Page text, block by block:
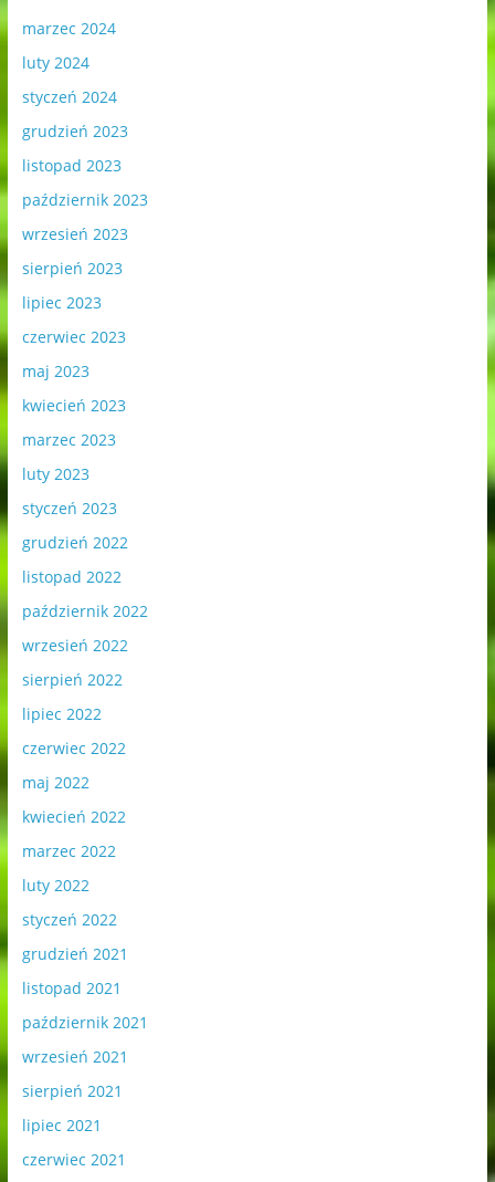
marzec 2024
luty 2024
styczeń 2024
grudzień 2023
listopad 2023
październik 2023
wrzesień 2023
sierpień 2023
lipiec 2023
czerwiec 2023
maj 2023
kwiecień 2023
marzec 2023
luty 2023
styczeń 2023
grudzień 2022
listopad 2022
październik 2022
wrzesień 2022
sierpień 2022
lipiec 2022
czerwiec 2022
maj 2022
kwiecień 2022
marzec 2022
luty 2022
styczeń 2022
grudzień 2021
listopad 2021
październik 2021
wrzesień 2021
sierpień 2021
lipiec 2021
czerwiec 2021